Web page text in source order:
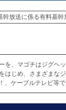
幹放送に係る有料基幹
を、マゴチはジグヘ
はじめ、さまざまな
ケーブルテレビ等で